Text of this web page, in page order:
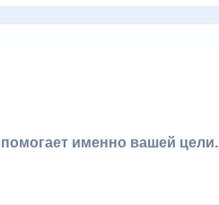
именно вашей цели.